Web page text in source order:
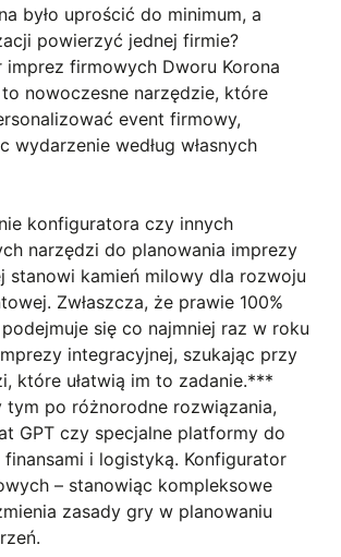
było uprościć do minimum, a
powierzyć jednej firmie?
imprez firmowych Dworu Korona
nowoczesne narzędzie, które
event firmowy,
wydarzenie według własnych
konfiguratora czy innych
narzędzi do planowania imprezy
stanowi kamień milowy dla rozwoju
Zwłaszcza, że prawie 100%
się co najmniej raz w roku
integracyjnej, szukając przy
które ułatwią im to zadanie.***
tym po różnorodne rozwiązania,
GPT czy specjalne platformy do
finansami i logistyką. Konfigurator
– stanowiąc kompleksowe
zasady gry w planowaniu